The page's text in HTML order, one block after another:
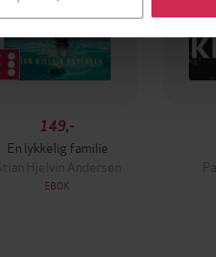
149,-
En lykkelig familie
Hjelvin Andersen
EBOK